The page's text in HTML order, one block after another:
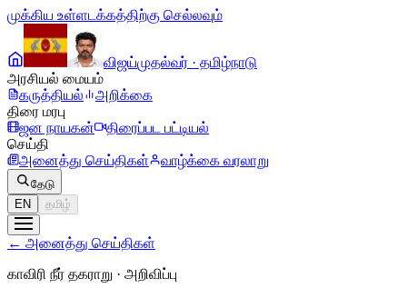
முக்கிய உள்ளடக்கத்திற்கு செல்லவும்
விஜய்முதல்வர் · தமிழ்நாடு
அரசியல் மையம்
கருத்தியல்
அறிக்கை
திரை மரபு
ஜன நாயகன்
திரைப்பட பட்டியல்
செய்தி
அனைத்து செய்திகள்
வாழ்க்கை வரலாறு
தேடு
EN
தமிழ்
← அனைத்து செய்திகள்
காவிரி நீர் தகராறு · அறிவிப்பு